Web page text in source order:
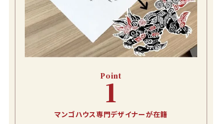
お気に入りに登録する
Point
1
マンゴハウス専門デザイナーが在籍